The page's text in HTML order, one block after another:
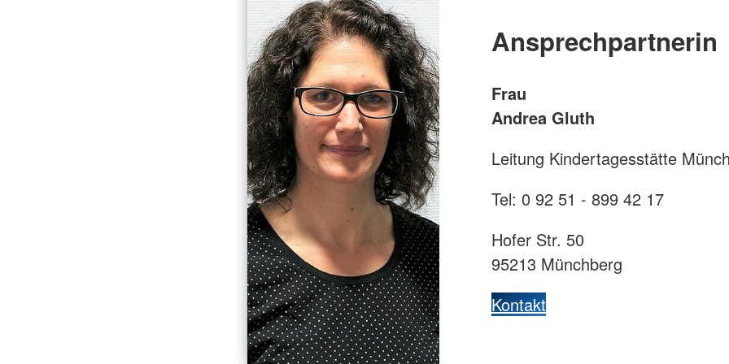
Ansprechpartnerin
Frau
Andrea Gluth
Leitung Kindertagesstätte
Tel: 0 92 51 - 899 42 17
Hofer Str. 50
95213 Münchberg
Kontakt